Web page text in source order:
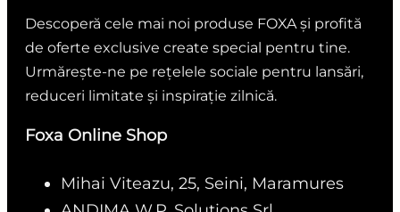
Descoperă cele mai noi produse FOXA și profită
de oferte exclusive create special pentru tine.
Urmărește-ne pe rețelele sociale pentru lansări,
reduceri limitate și inspirație zilnică.
Foxa Online Shop
Mihai Viteazu, 25, Seini, Maramures